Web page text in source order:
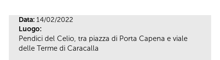
Data: 14/02/2022
Luogo:
Pendici del Celio, tra piazza di Porta Capena e viale
delle Terme di Caracalla